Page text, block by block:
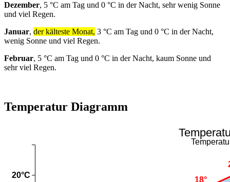
Dezember, 5 °C am Tag und 0 °C in der Nacht, sehr wenig Sonne
und viel Regen.
Januar, der kälteste Monat, 3 °C am Tag und 0 °C in der Nacht,
wenig Sonne und viel Regen.
Februar, 5 °C am Tag und 0 °C in der Nacht, kaum Sonne und
sehr viel Regen.
Temperatur Diagramm